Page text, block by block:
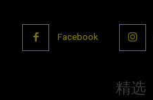
Facebook
精选